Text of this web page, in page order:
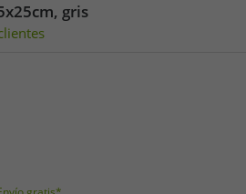
gris